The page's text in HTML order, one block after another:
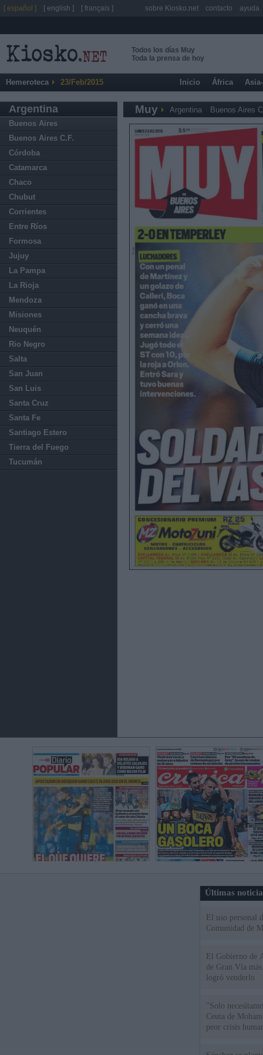
Todos los días Muy
Toda la prensa de hoy
Hemeroteca 23/Feb/2015 Inicio África
Argentina
Buenos Aires
Buenos Aires C.F.
Córdoba
Catamarca
Chaco
Chubut
Corrientes
Entre Ríos
Formosa
Jujuy
La Pampa
La Rioja
Mendoza
Misiones
Neuquén
Rio Negro
Salta
San Juan
San Luis
Santa Cruz
Santa Fe
Santiago Estero
Tierra del Fuego
Tucumán
Muy Argentina Buenos Aires
Últimas
El uso personal
Comunidad de
El Gobierno de
de Gran Vía
logró venderlo
"Solo
Ceuta de
peor crisis
[ español ] [ english ] [ français ] sobre Kiosko.net contacto ayuda